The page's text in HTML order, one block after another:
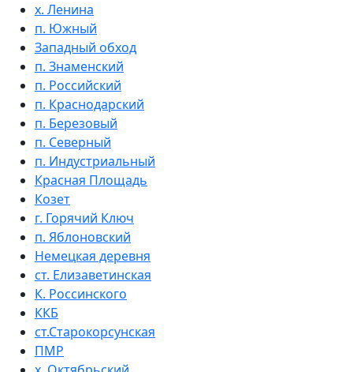
х. Ленина
п. Южный
Западный обход
п. Знаменский
п. Российский
п. Краснодарский
п. Березовый
п. Северный
п. Индустриальный
Красная Площадь
Козет
г. Горячий Ключ
п. Яблоновский
Немецкая деревня
ст. Елизаветинская
К. Россинского
ККБ
ст.Старокорсунская
ПМР